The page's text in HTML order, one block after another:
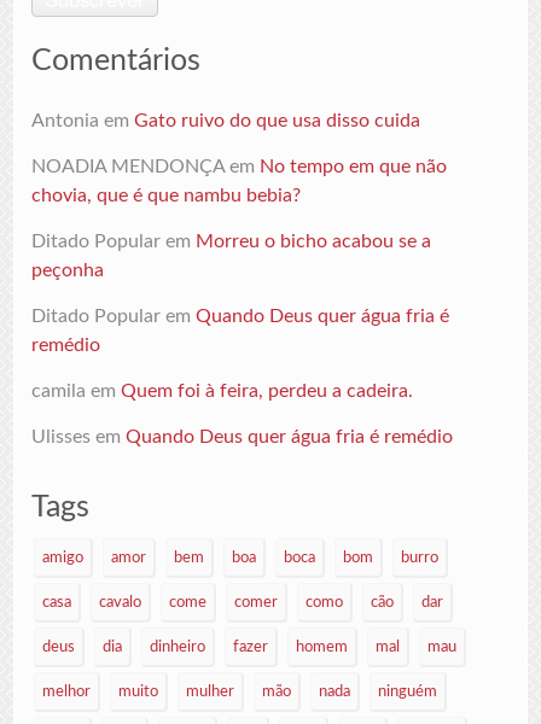
de
email
Comentários
Antonia emGato ruivo do que usa disso cuida
NOADIA MENDONÇAem No tempo em que não
chovia, que é que nambu bebia?
Ditado Popular em Morreu o bicho acabou se a
peçonha
Ditado Popular emQuando Deus quer água fria é
remédio
camila emQuem foi à feira, perdeu a cadeira.
Ulisses emQuando Deus quer água fria é remédio
Tags
amigo amor bem boa boca bom burro
casa cavalo come comer como cão dar
deus dia dinheiro fazer homem mal mau
melhor muito mulher mão nada ninguém